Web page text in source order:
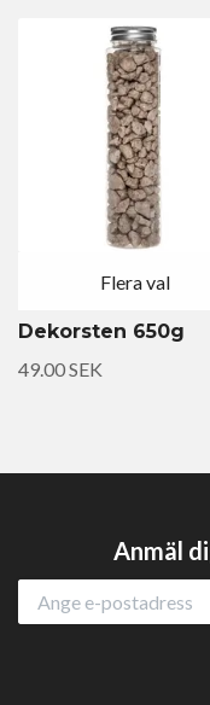
Flera val
Dekorsten 650g
49.00 SEK
Anmäl